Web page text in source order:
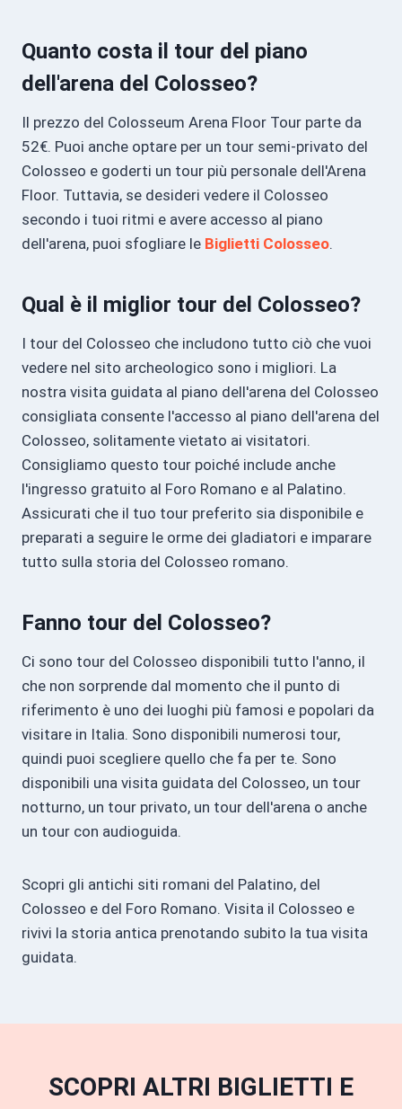
Quanto costa il tour del piano
dell'arena del Colosseo?
Il prezzo del Colosseum Arena Floor Tour parte da
52€. Puoi anche optare per un tour semi-privato del
Colosseo e goderti un tour più personale dell'Arena
Floor. Tuttavia, se desideri vedere il Colosseo
secondo i tuoi ritmi e avere accesso al piano
dell'arena, puoi sfogliare le Biglietti Colosseo.
Qual è il miglior tour del Colosseo?
I tour del Colosseo che includono tutto ciò che vuoi
vedere nel sito archeologico sono i migliori. La
nostra visita guidata al piano dell'arena del Colosseo
consigliata consente l'accesso al piano dell'arena del
Colosseo, solitamente vietato ai visitatori.
Consigliamo questo tour poiché include anche
l'ingresso gratuito al Foro Romano e al Palatino.
Assicurati che il tuo tour preferito sia disponibile e
preparati a seguire le orme dei gladiatori e imparare
tutto sulla storia del Colosseo romano.
Fanno tour del Colosseo?
Ci sono tour del Colosseo disponibili tutto l'anno, il
che non sorprende dal momento che il punto di
riferimento è uno dei luoghi più famosi e popolari da
visitare in Italia. Sono disponibili numerosi tour,
quindi puoi scegliere quello che fa per te. Sono
disponibili una visita guidata del Colosseo, un tour
notturno, un tour privato, un tour dell'arena o anche
un tour con audioguida.
Scopri gli antichi siti romani del Palatino, del
Colosseo e del Foro Romano. Visita il Colosseo e
rivivi la storia antica prenotando subito la tua visita
guidata.
SCOPRI ALTRI BIGLIETTI E